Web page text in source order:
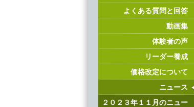
よくある質問と回答
動画集
体験者の声
リーダー養成
価格改定について
ニュース
２０２３年１１月のニュー